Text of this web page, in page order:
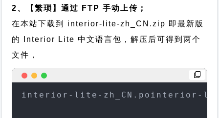
2、【繁琐】通过 FTP 手动上传；
在本站下载到 interior-lite-zh_CN.zip 即最新版
的 Interior Lite 中文语言包，解压后可得到两个
文件，
interior-lite-zh_CN.pointerior-